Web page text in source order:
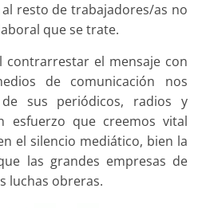
resto de trabajadores/as no
que se trate.
contrarrestar el mensaje con
de comunicación nos
sus periódicos, radios y
esfuerzo que creemos vital
el silencio mediático, bien la
las grandes empresas de
luchas obreras.